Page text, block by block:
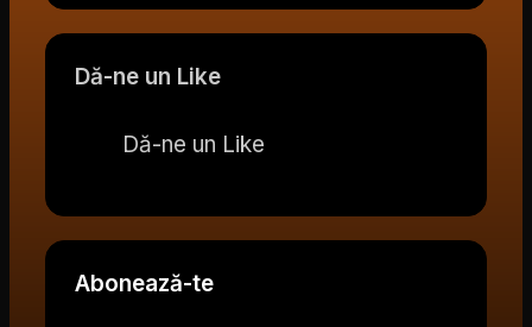
Dă-ne un Like
Dă-ne un Like
Abonează-te